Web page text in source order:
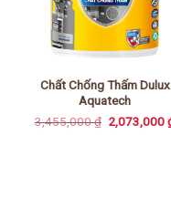
Chất Chống Thấm Dulux
Aquatech
3,455,000₫ Giá
gốc
2,073,000